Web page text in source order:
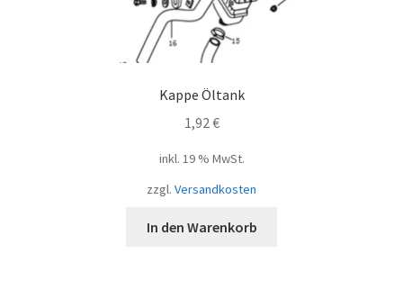
Kappe Öltank
1,92 €
inkl. 19 % MwSt.
zzgl. Versandkosten
In den Warenkorb